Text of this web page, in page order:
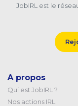
JobIRL est le
A propos
Qui est JobIRL ?
Nos actions IRL